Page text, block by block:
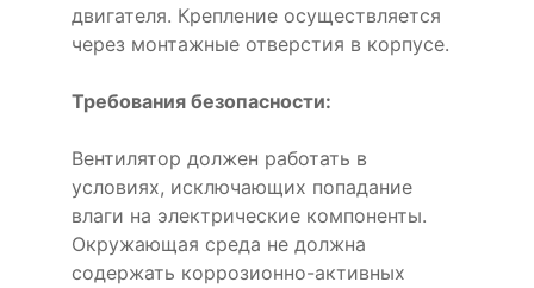
двигателя. Крепление осуществляется
через монтажные отверстия в корпусе.
Требования безопасности:
Вентилятор должен работать в
условиях, исключающих попадание
влаги на электрические компоненты.
Окружающая среда не должна
содержать коррозионно-активных